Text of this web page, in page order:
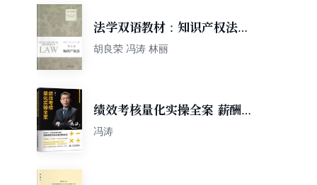
法学双语教材：知识产权法
（英文版）
胡良荣 冯涛 林丽
绩效考核量化实操全案 薪酬设
计与绩效考核全案绩效考核与
冯涛